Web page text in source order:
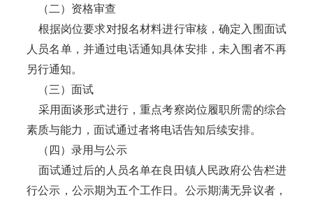
（二）资格审查
根据岗位要求对报名材料进行审核，确定入围面试
人员名单，并通过电话通知具体安排，未入围者不再
另行通知。
（三）面试
采用面谈形式进行，重点考察岗位履职所需的综合
素质与能力，面试通过者将电话告知后续安排。
（四）录用与公示
面试通过后的人员名单在良田镇人民政府公告栏进
行公示，公示期为五个工作日。公示期满无异议者，